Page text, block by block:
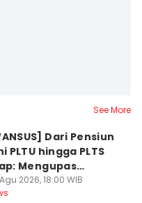
See More
Dari Pensiun
PLTU hingga PLTS
Mengupas
Bisnis Energi
2026, 18:00 WIB